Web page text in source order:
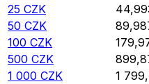
25 CZK
50 CZK
100 CZK
500 CZK
1 000 CZK 1